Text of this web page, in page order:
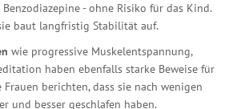
- ohne Risiko für das Kind.
baut langfristig Stabilität auf.
wie progressive Muskelentspannung,
haben ebenfalls starke Beweise für
berichten, dass sie nach wenigen
und besser geschlafen haben.